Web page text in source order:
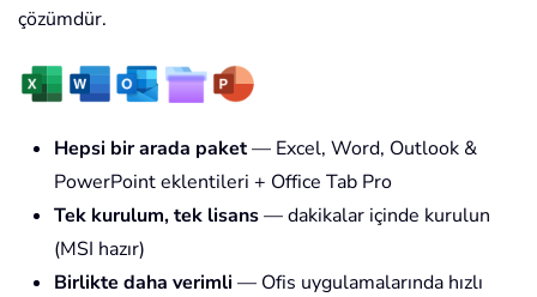
çözümdür.
Hepsi bir arada paket— Excel, Word, Outlook &
PowerPoint eklentileri + Office Tab Pro
Tek kurulum, tek lisans— dakikalar içinde kurulun
(MSI hazır)
Birlikte daha verimli — Ofis uygulamalarında hızlı